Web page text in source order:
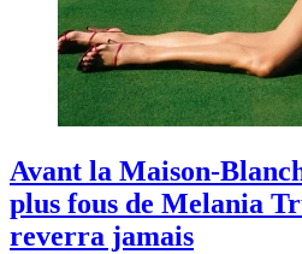
Avant la Maison-
plus fous de Melania
reverra jamais